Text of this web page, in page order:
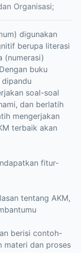
Organisasi;
digunakan
berupa literasi
(numerasi)
buku
dipandu
soal-soal
dan berlatih
mengerjakan
terbaik akan
fitur-
tentang AKM,
berisi contoh-
materi dan proses